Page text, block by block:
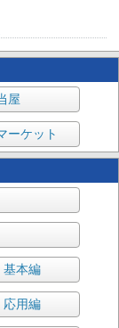
屋
ーケット
基本編
応用編